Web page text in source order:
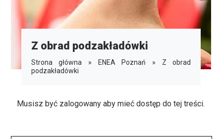
Z obrad podzakładówki
Strona główna » ENEA Poznań » Z obrad
podzakładówki
Musisz być zalogowany aby mieć dostęp do tej treści.